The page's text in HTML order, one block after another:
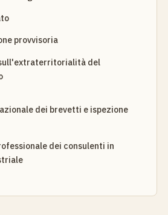
provvisoria
del
dei brevetti e ispezione
dei consulenti in